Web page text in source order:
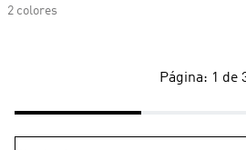
2 colores
Página: 1 de